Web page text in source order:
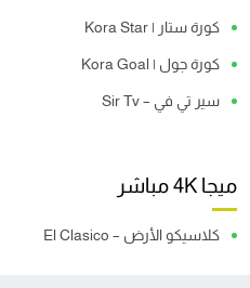
كورة ستار | Kora Star
كورة جول | Kora Goal
سير تي في – Sir Tv
ميجا 4K مباشر
كلاسيكو الأرض – El Clasico